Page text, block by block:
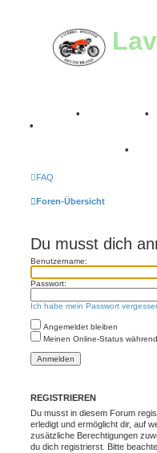
• •
•
•
FAQ
Foren-Übersicht
Du musst dich
Benutzername:
Passwort:
Ich habe mein Passwort
Angemeldet bleiben
Meinen Online-Status
REGISTRIEREN
Du musst in diesem Forum
erledigt und ermöglicht dir, auf
zusätzliche Berechtigungen
du dich registrierst. Bitte